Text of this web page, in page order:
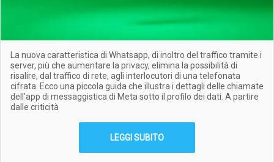
La nuova caratteristica di Whatsapp, di inoltro del traffico tramite i
server, più che aumentare la privacy, elimina la possibilità di
risalire, dal traffico di rete, agli interlocutori di una telefonata
cifrata. Ecco una piccola guida che illustra i dettagli delle chiamate
dell'app di messaggistica di Meta sotto il profilo dei dati. A partire
dalle criticità
LEGGI SUBITO